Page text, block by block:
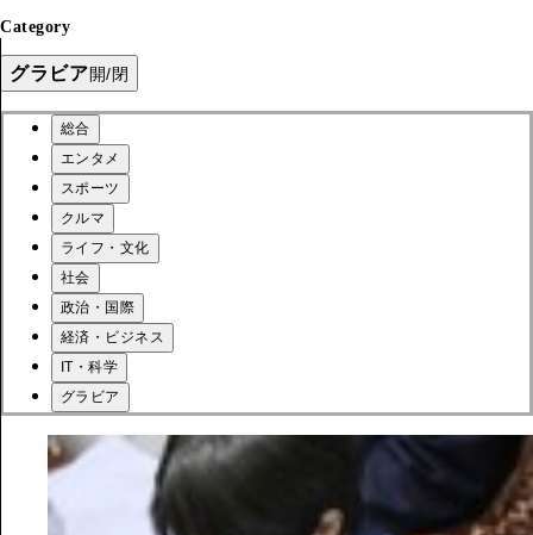
Category
グラビア開/閉
総合
エンタメ
スポーツ
クルマ
ライフ・文化
社会
政治・国際
経済・ビジネス
IT・科学
グラビア